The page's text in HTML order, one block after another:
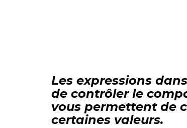
Les expressions
de contrôler le
vous permettent de
certaines valeurs.